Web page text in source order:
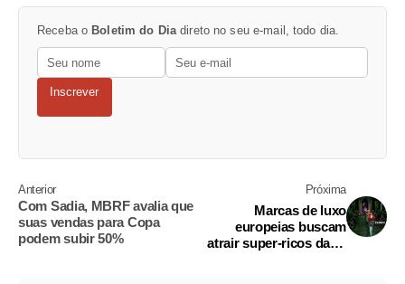
Receba o Boletim do Dia direto no seu e-mail, todo dia.
Inscrever
Anterior
Com Sadia, MBRF avalia que
suas vendas para Copa
podem subir 50%
Próxima
Marcas de luxo
europeias buscam
atrair super-ricos da IA